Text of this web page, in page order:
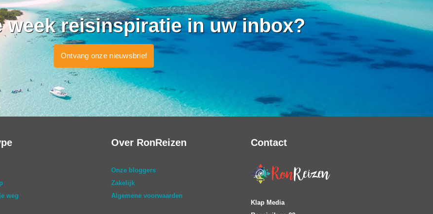
week reisinspiratie in uw inbox?
Ontvang onze nieuwsbrief
weg
Over RonReizen
Onze bloggers
Zakelijk
Algemene voorwaarden
Contact
Klap Media